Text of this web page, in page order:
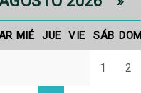
MIÉ JUE VIE SÁB DOM
1 2